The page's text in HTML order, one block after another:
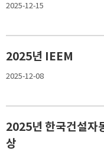
2025-12-15
2025년 IEEM
2025-12-08
2025년 한국건설자
상